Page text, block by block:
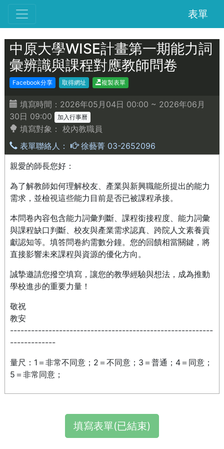
表單
中原大學WISE計畫第一期能力詞
彙辨識與課程對應教師問卷
Facebook分享 取得網址 複製表單
填寫時間：2026年05月04日 00:00 ~ 2026年06月
30日 09:00
加入行事曆
填寫對象： 校內教職員
表單聯絡人：
徐藝菁 03-2652096
親愛的師長您好：
為了解教師如何理解校友、產業與新興職能所提出的能力
需求，並檢視這些能力目前是否已被課程承接。
本問卷內容包含能力詞彙判斷、課程銜接程度、能力詞彙
與課程缺口判斷、校友與產業需求認真、跨院人文素養貢
獻認知等。填答問卷約需數分鐘。您的回饋相當關鍵，將
直接影響未來課程與資源的優化方向。
誠摯邀請您撥空填寫，讓您的教學經驗與想法，成為推動
學校進步的重要力量！
敬祝
教安
----------------------------------------------------------
-------------
量尺：1＝非常不同意；2＝不同意；3＝普通；4＝同意；
5＝非常同意；
填寫表單(已結束)